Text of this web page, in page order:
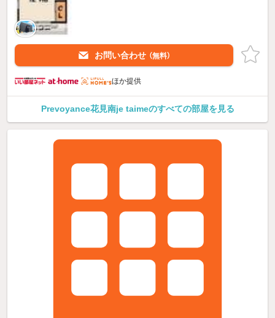
お問い合わせ （無料）
ほか提供
Prevoyance花見南je taimeのすべての部屋を見る